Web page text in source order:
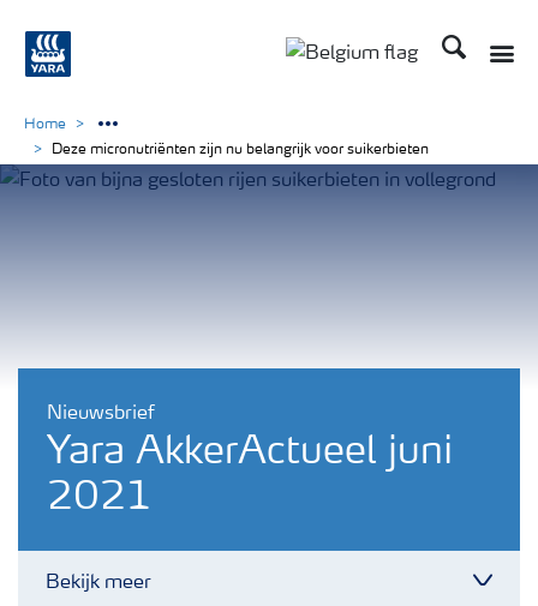
Zoek op
Nieuwsbrief
Yara AkkerActueel juni
2021
Bekijk meer
Home
Deze micronutriënten zijn nu belangrijk voor suikerbieten